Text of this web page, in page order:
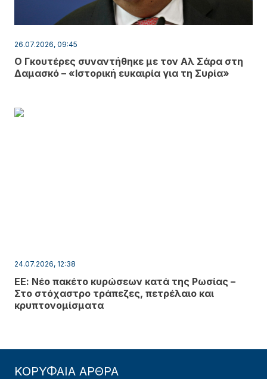
26.07.2026, 09:45
Ο Γκουτέρες συναντήθηκε με τον Αλ Σάρα στη
Δαμασκό – «Ιστορική ευκαιρία για τη Συρία»
24.07.2026, 12:38
ΕΕ: Νέο πακέτο κυρώσεων κατά της Ρωσίας –
Στο στόχαστρο τράπεζες, πετρέλαιο και
κρυπτονομίσματα
ΚΟΡΥΦΑΙΑ ΑΡΘΡΑ